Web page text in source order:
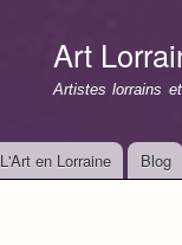
Art
Artistes lorrains
L'Art en Lorraine Blog